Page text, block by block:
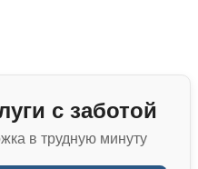
с заботой
в трудную минуту